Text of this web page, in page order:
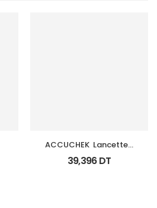
ACCUCHEK  Lancettes
B/200 (Prochidia)
39,396DT